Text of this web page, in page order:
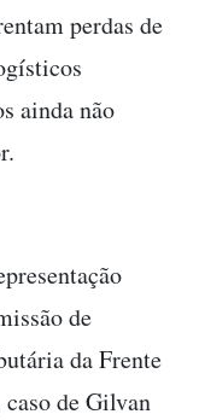
perdas de
ainda não
de
da Frente
de Gilvan